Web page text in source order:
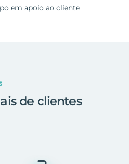
em apoio ao cliente
de clientes